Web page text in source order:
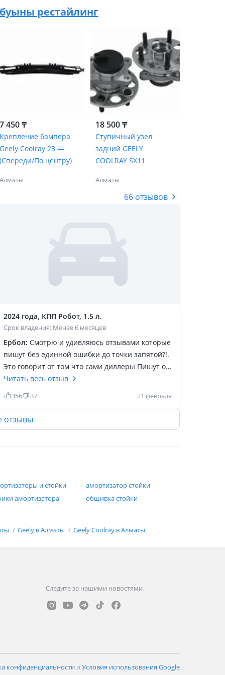
буыны рестайлинг
7 450 ₸
Крепление бампера
Geely Coolray 23 —
(Спереди/По центру)
Алматы
18 500 ₸
Ступичный узел
задний GEELY
COOLRAY SX11
Алматы
66 отзывов
2024 года, КПП Робот, 1.5 л.
Срок владения: Менее 6 месяцев
Ербол: Смотрю и удивляюсь отзывами которые
пишут без единной ошибки до точки запятой?!.
Это говорит от том что сами диллеры Пишут от
левых аккаунтов отзывы. Я вот думаю покупать
или нет?! Хотелось бы от реально владельца
отзыв данного авто. У меня стоит выбор между
не хочу покупать за такую сумму. Да и эту беру
50/50 в кредит
Читать весь отзыв
356 37 21 февраля
отзывы
и стойки
амортизатор стойки
амортизатора
обшивка стойки
Geely в Алматы Geely Coolray в Алматы
Следите за нашими новостями
конфиденциальности и Условия использования Google